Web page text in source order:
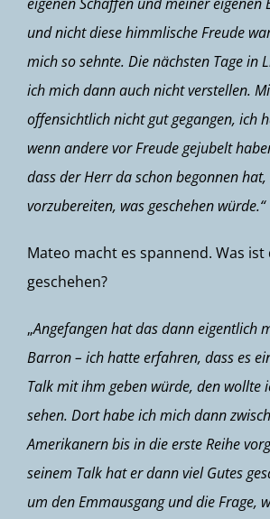
und nicht diese himmlische Freude
mich so sehnte. Die nächsten Tage in
ich mich dann auch nicht verstellen.
offensichtlich nicht gut gegangen, ich
wenn andere vor Freude gejubelt
dass der Herr da schon begonnen
vorzubereiten, was geschehen würde.“
Mateo macht es spannend. Was
geschehen?
„Angefangen hat das dann eigentlich
Barron – ich hatte erfahren, dass es
Talk mit ihm geben würde, den wollte
sehen. Dort habe ich mich dann
Amerikanern bis in die erste Reihe
seinem Talk hat er dann viel Gutes
um den Emmausgang und die Frage,